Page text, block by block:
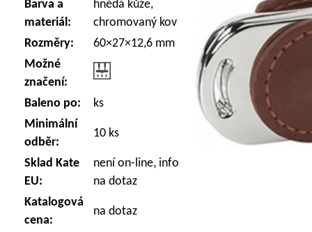
Barva a
materiál:
hnědá kůže,
chromovaný kov
Rozměry:
60×27×12,6 mm
Možné
značení:
Baleno po:
ks
Minimální
odběr:
10 ks
Sklad Kate
EU:
není on-line, info
na dotaz
Katalogová
cena:
na dotaz